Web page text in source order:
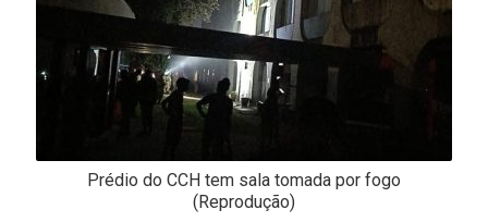
Prédio do CCH tem sala tomada por fogo
(Reprodução)